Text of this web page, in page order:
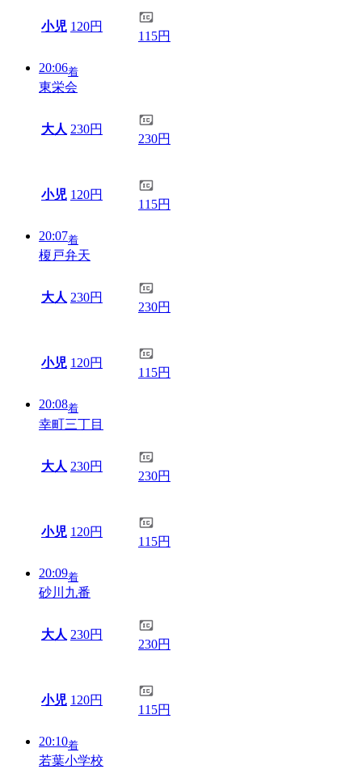
小児 120円
115円
20:06着
東栄会
大人 230円
230円
小児 120円
115円
20:07着
榎戸弁天
大人 230円
230円
小児 120円
115円
20:08着
幸町三丁目
大人 230円
230円
小児 120円
115円
20:09着
砂川九番
大人 230円
230円
小児 120円
115円
20:10着
若葉小学校